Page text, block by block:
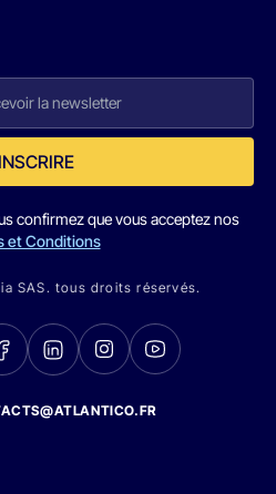
confirmez que vous acceptez nos
et Conditions
SAS. tous droits réservés.